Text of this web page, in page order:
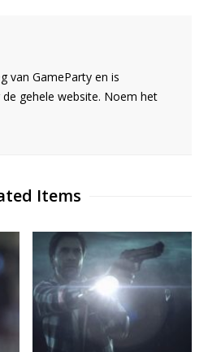
van GameParty en is
gehele website. Noem het
Items